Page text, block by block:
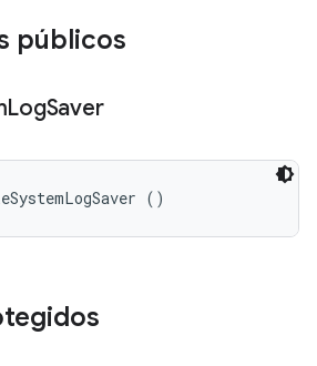
públicos
LogSaver
()